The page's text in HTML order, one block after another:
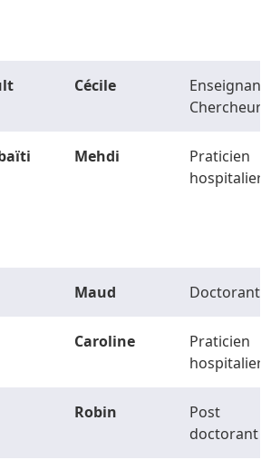
Cécile
Enseignant-
Chercheur
Mehdi
Praticien
hospitalier
Maud Doctorant
Caroline
Praticien
hospitalier
Robin
Post
doctorant